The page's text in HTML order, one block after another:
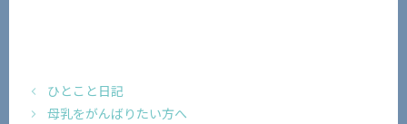
ひとこと日記
母乳をがんばりたい方へ